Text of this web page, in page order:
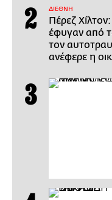
ΔΙΕΘΝΗ
Πέρεζ
έφυγαν από
τον
ανέφερε η